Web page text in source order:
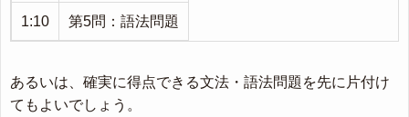
1:10 第5問：語法問題
あるいは、確実に得点できる文法・語法問題を先に片付け
てもよいでしょう。